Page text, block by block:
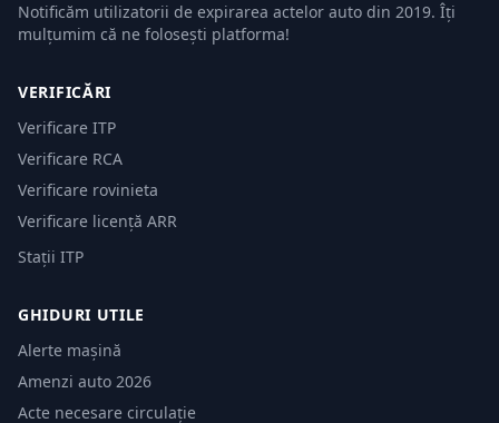
Notificăm utilizatorii de expirarea actelor auto din 2019. Îți
mulțumim că ne folosești platforma!
VERIFICĂRI
Verificare ITP
Verificare RCA
Verificare rovinieta
Verificare licență ARR
Stații ITP
GHIDURI UTILE
Alerte mașină
Amenzi auto 2026
Acte necesare circulație